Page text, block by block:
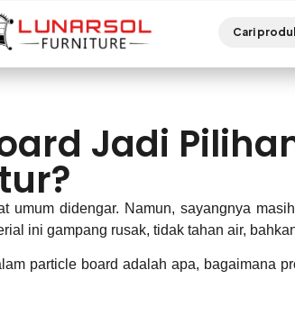
Jadi
umum didengar. Namun, sayangnya
ini gampang rusak, tidak tahan air,
particle board adalah apa, bagaimana